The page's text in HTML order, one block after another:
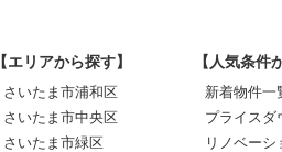
【エリアから探す】
さいたま市浦和区
さいたま市中央区
さいたま市緑区
【人気条件
新着物件一
プライスダ
リノベーシ